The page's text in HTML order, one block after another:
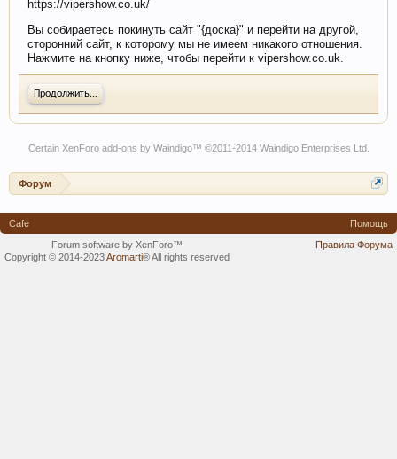
https://vipershow.co.uk/
Вы собираетесь покинуть сайт "{доска}" и перейти на другой,
сторонний сайт, к которому мы не имеем никакого отношения.
Нажмите на кнопку ниже, чтобы перейти к vipershow.co.uk.
Продолжить...
Certain XenForo add-ons by Waindigo™ ©2011-2014 Waindigo Enterprises Ltd.
Форум
Cafe
Помощь
Правила Форума
Forum software by XenForo™
Copyright © 2014-2023Aromarti®All rights reserved